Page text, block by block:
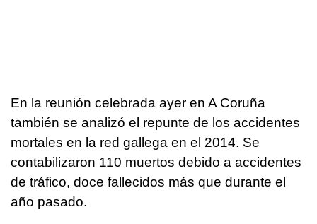
En la reunión celebrada ayer en A Coruña
también se analizó el repunte de los accidentes
mortales en la red gallega en el 2014. Se
contabilizaron 110 muertos debido a accidentes
de tráfico, doce fallecidos más que durante el
año pasado.